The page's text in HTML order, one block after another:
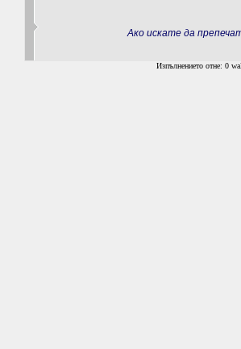
Ако искате да
Изпълнението отне: 0